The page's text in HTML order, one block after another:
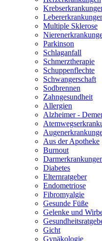
Multiple Sklerose
Parkinson
Schlaganfall
Schmerztherapie
Schuppenflechte
Schwangerschaft
Sodbrennen
Zahngesundheit
Allergien
Alzheimer -
Aus der Apotheke
Burnout
Diabetes
Elternratgeber
Endometriose
Fibromyalgie
Gesunde Füße
Gelenke und
Gicht
Gynäkologie